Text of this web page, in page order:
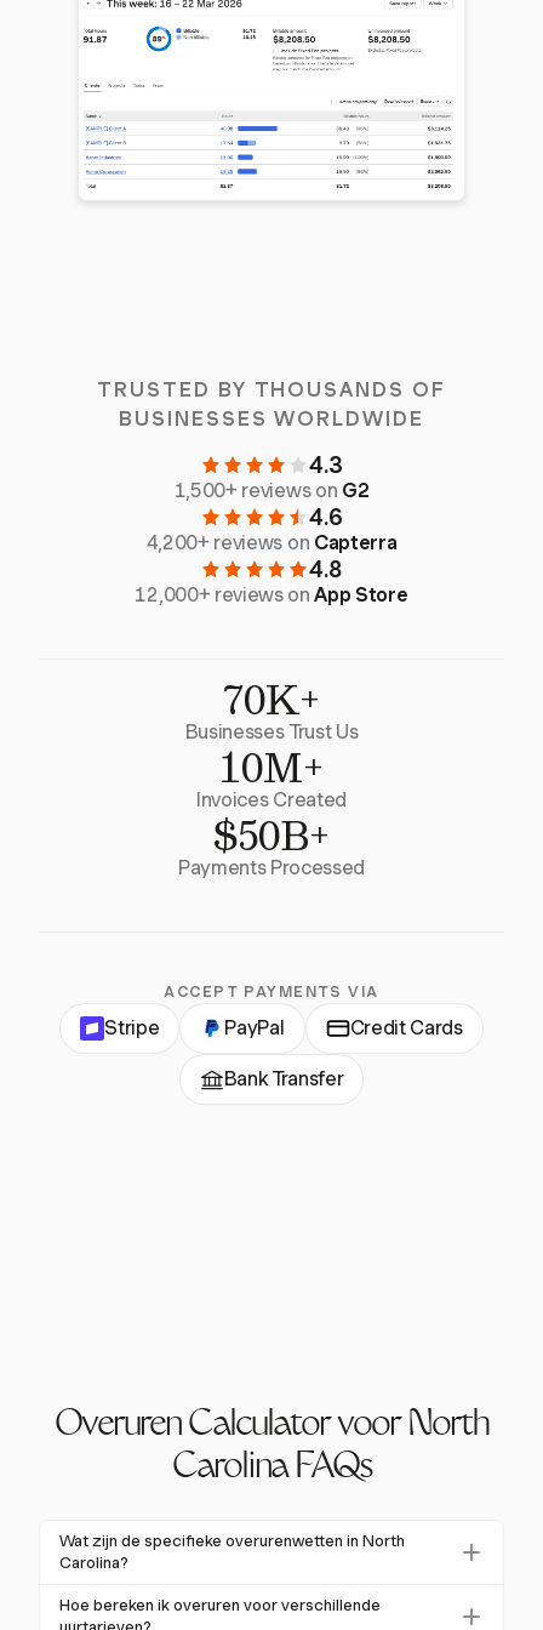
TRUSTED BY THOUSANDS OF
BUSINESSES WORLDWIDE
4.3
1,500+ reviews on G2
4.6
4,200+ reviews on Capterra
4.8
12,000+ reviews onApp Store
70K+
Businesses Trust Us
10M+
Invoices Created
$50B+
Payments Processed
ACCEPT PAYMENTS VIA
Stripe PayPal Credit Cards
Bank Transfer
Overuren Calculator voor North
Carolina FAQs
Wat zijn de specifieke overurenwetten in North
Carolina?
North Carolina volgt de federale Fair Labor Standards
Act (FLSA) voor overuren, die 1,5 keer betaling
Hoe bereken ik overuren voor verschillende